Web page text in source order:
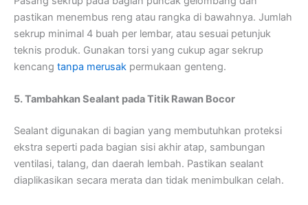
pastikan menembus reng atau rangka di bawahnya. Jumlah
sekrup minimal 4 buah per lembar, atau sesuai petunjuk
teknis produk. Gunakan torsi yang cukup agar sekrup
kencang tanpa merusak permukaan genteng.
5. Tambahkan Sealant pada Titik Rawan Bocor
Sealant digunakan di bagian yang membutuhkan proteksi
ekstra seperti pada bagian sisi akhir atap, sambungan
ventilasi, talang, dan daerah lembah. Pastikan sealant
diaplikasikan secara merata dan tidak menimbulkan celah.